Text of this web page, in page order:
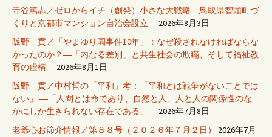
寺谷篤志／ゼロからイチ（創発）小さな大戦略―鳥取県智頭町づ
くりと京都市マンション自治会設立― 2026年8月3日
阪野 貢／「やまゆり園事件10年」：なぜ殺されなければならな
かったのか？―「内なる差別」と共生社会の欺瞞、そして福祉教
育の虚構― 2026年8月1日
阪野 貢／中村哲の「平和」考：「平和とは戦争がないことでは
ない」 ―「人間とは命であり、自然と人、人と人の関係性のな
かにしか生きられない存在である」― 2026年7月8日
老爺心お節介情報／第８８号（２０２６年７月２日）
2026年7月